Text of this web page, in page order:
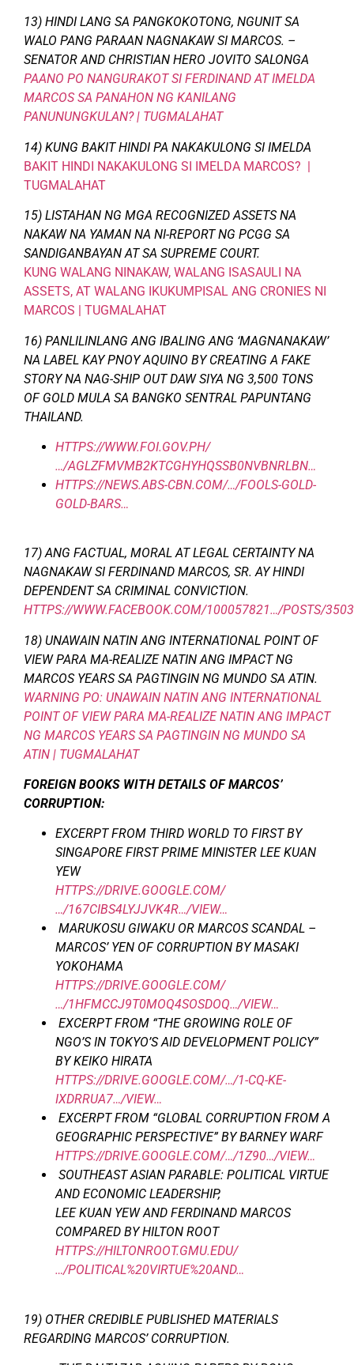
13) HINDI LANG SA PANGKOKOTONG, NGUNIT SA
WALO PANG PARAAN NAGNAKAW SI MARCOS. –
SENATOR AND CHRISTIAN HERO JOVITO SALONGA
PAANO PO NANGURAKOT SI FERDINAND AT IMELDA
MARCOS SA PANAHON NG KANILANG
PANUNUNGKULAN? | TUGMALAHAT
14) KUNG BAKIT HINDI PA NAKAKULONG SI IMELDA
BAKIT HINDI NAKAKULONG SI IMELDA MARCOS? |
TUGMALAHAT
15) LISTAHAN NG MGA RECOGNIZED ASSETS NA
NAKAW NA YAMAN NA NI-REPORT NG PCGG SA
SANDIGANBAYAN AT SA SUPREME COURT.
KUNG WALANG NINAKAW, WALANG ISASAULI NA
ASSETS, AT WALANG IKUKUMPISAL ANG CRONIES NI
MARCOS | TUGMALAHAT
16) PANLILINLANG ANG IBALING ANG ‘MAGNANAKAW’
NA LABEL KAY PNOY AQUINO BY CREATING A FAKE
STORY NA NAG-SHIP OUT DAW SIYA NG 3,500 TONS
OF GOLD MULA SA BANGKO SENTRAL PAPUNTANG
THAILAND.
HTTPS://WWW.FOI.GOV.PH/
…/AGLZFMVMB2KTCGHYHQSSB0NVBNRLBN…
HTTPS://NEWS.ABS-CBN.COM/…/FOOLS-GOLD-
GOLD-BARS…
17) ANG FACTUAL, MORAL AT LEGAL CERTAINTY NA
NAGNAKAW SI FERDINAND MARCOS, SR. AY HINDI
DEPENDENT SA CRIMINAL CONVICTION.
HTTPS://WWW.FACEBOOK.COM/100057821…/POSTS/
18) UNAWAIN NATIN ANG INTERNATIONAL POINT OF
VIEW PARA MA-REALIZE NATIN ANG IMPACT NG
MARCOS YEARS SA PAGTINGIN NG MUNDO SA ATIN.
WARNING PO: UNAWAIN NATIN ANG INTERNATIONAL
POINT OF VIEW PARA MA-REALIZE NATIN ANG IMPACT
NG MARCOS YEARS SA PAGTINGIN NG MUNDO SA
ATIN | TUGMALAHAT
FOREIGN BOOKS WITH DETAILS OF MARCOS’
CORRUPTION:
EXCERPT FROM THIRD WORLD TO FIRST BY
SINGAPORE FIRST PRIME MINISTER LEE KUAN
YEW
HTTPS://DRIVE.GOOGLE.COM/
…/167CIBS4LYJJVK4R…/VIEW…
MARUKOSU GIWAKU OR MARCOS SCANDAL –
MARCOS’ YEN OF CORRUPTION BY MASAKI
YOKOHAMA
HTTPS://DRIVE.GOOGLE.COM/
…/1HFMCCJ9T0MOQ4SOSDOQ…/VIEW…
EXCERPT FROM “THE GROWING ROLE OF
NGO’S IN TOKYO’S AID DEVELOPMENT POLICY”
BY KEIKO HIRATA
HTTPS://DRIVE.GOOGLE.COM/…/1-CQ-KE-
IXDRRUA7…/VIEW…
EXCERPT FROM “GLOBAL CORRUPTION FROM A
GEOGRAPHIC PERSPECTIVE” BY BARNEY WARF
HTTPS://DRIVE.GOOGLE.COM/…/1Z90…/VIEW…
SOUTHEAST ASIAN PARABLE: POLITICAL VIRTUE
AND ECONOMIC LEADERSHIP,
LEE KUAN YEW AND FERDINAND MARCOS
COMPARED BY HILTON ROOT
HTTPS://HILTONROOT.GMU.EDU/
…/POLITICAL%20VIRTUE%20AND…
19) OTHER CREDIBLE PUBLISHED MATERIALS
REGARDING MARCOS’ CORRUPTION.